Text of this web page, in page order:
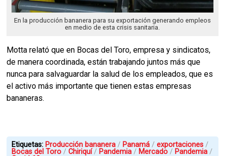
En la producción bananera para su exportación generando empleos
en medio de esta crisis sanitaria.
Motta relató que en Bocas del Toro, empresa y sindicatos,
de manera coordinada, están trabajando juntos más que
nunca para salvaguardar la salud de los empleados, que es
el activo más importante que tienen estas empresas
bananeras.
Etiquetas: Producción bananera Panamá
exportaciones
Bocas del Toro
Chiriquí Pandemia Mercado
Pandemia